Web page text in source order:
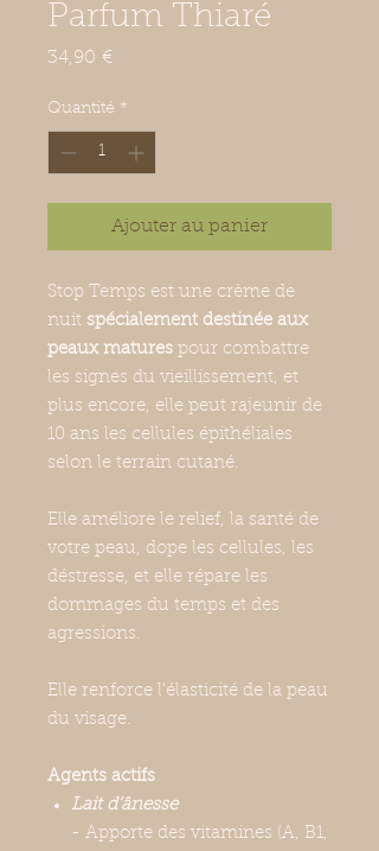
Parfum Thiaré
34,90 €Prix
Quantité *
Ajouter au panier
Stop Temps est une crème de
nuit spécialement destinée aux
peaux matures pour combattre
les signes du vieillissement, et
plus encore, elle peut rajeunir de
10 ans les cellules épithéliales
selon le terrain cutané.
Elle améliore le relief, la santé de
votre peau, dope les cellules, les
déstresse, et elle répare les
dommages du temps et des
agressions.
Elle renforce l'élasticité de la peau
du visage.
Agents actifs
Lait d’ânesse
- Apporte des vitamines (A, B1,